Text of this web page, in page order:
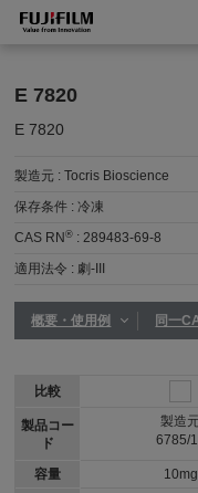
E 7820
E 7820
製造元 :Tocris Bioscience
保存条件 :冷凍
CAS RN® :289483-69-8
適用法令 : 劇-III
概要・使用例 同一
比較
製品コー
ド
容量
製造元
6785/
10mg